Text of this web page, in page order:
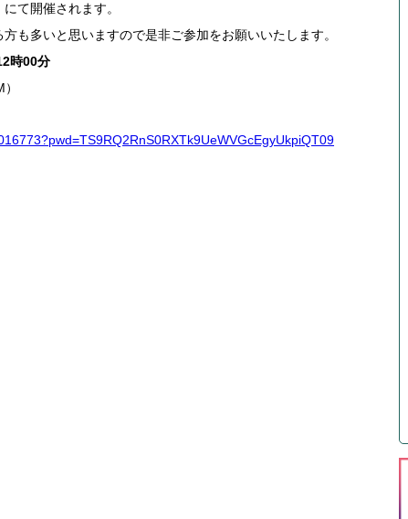
て開催されます。
も多いと思いますので是非ご参加をお願いいたします。
時00分